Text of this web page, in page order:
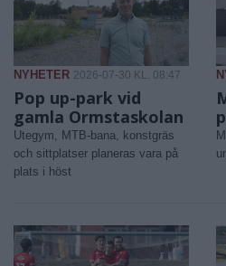
NYHETER 2026-07-30 KL. 08:47
Pop up-park vid
gamla Ormstaskolan
Utegym, MTB-bana, konstgräs
och sittplatser planeras vara på
plats i höst